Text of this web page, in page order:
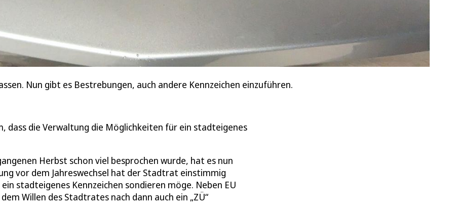
Nun gibt es Bestrebungen, auch andere Kennzeichen einzuführen.
dass die Verwaltung die Möglichkeiten für ein stadteigenes
Herbst schon viel besprochen wurde, hat es nun
vor dem Jahreswechsel hat der Stadtrat einstimmig
stadteigenes Kennzeichen sondieren möge. Neben EU
Willen des Stadtrates nach dann auch ein „ZÜ“